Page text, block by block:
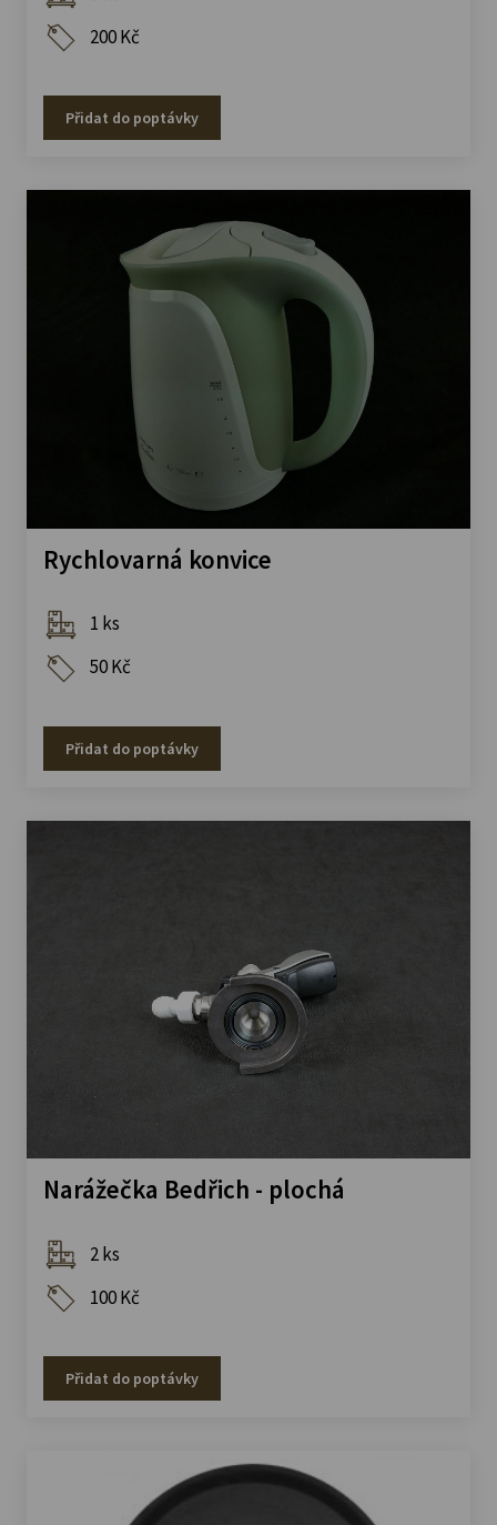
200 Kč
Přidat do poptávky
Rychlovarná konvice
1 ks
50 Kč
Přidat do poptávky
Narážečka Bedřich - plochá
2 ks
100 Kč
Přidat do poptávky